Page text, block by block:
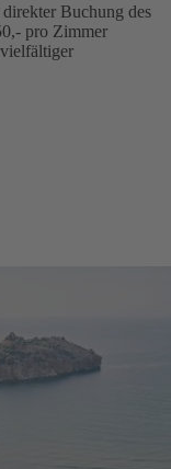
Buchung des
pro Zimmer